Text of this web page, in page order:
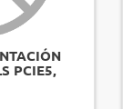
PCIE5,